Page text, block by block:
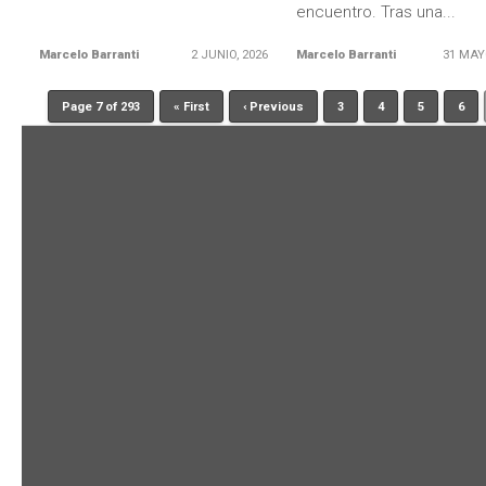
Marcelo Barranti 2 JUNIO, 2026
encuentro. Tras una...
Marcelo Barranti 31
Page 7 of 293 « First ‹ Previous 3 4 5 6